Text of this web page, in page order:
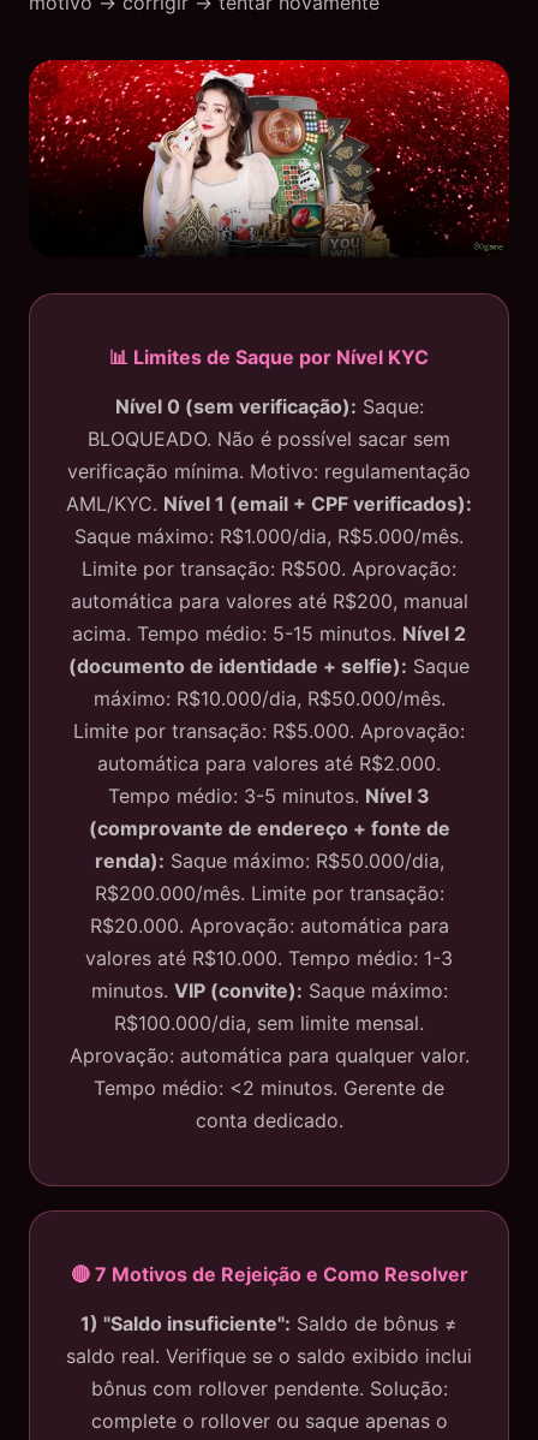
📊 Limites de Saque por Nível KYC
Nível 0 (sem verificação): Saque:
BLOQUEADO. Não é possível sacar sem
verificação mínima. Motivo: regulamentação
AML/KYC. Nível 1 (email + CPF verificados):
Saque máximo: R$1.000/dia, R$5.000/mês.
Limite por transação: R$500. Aprovação:
automática para valores até R$200, manual
acima. Tempo médio: 5-15 minutos. Nível 2
(documento de identidade + selfie): Saque
máximo: R$10.000/dia, R$50.000/mês.
Limite por transação: R$5.000. Aprovação:
automática para valores até R$2.000.
Tempo médio: 3-5 minutos. Nível 3
(comprovante de endereço + fonte de
renda): Saque máximo: R$50.000/dia,
R$200.000/mês. Limite por transação:
R$20.000. Aprovação: automática para
valores até R$10.000. Tempo médio: 1-3
minutos. VIP (convite): Saque máximo:
R$100.000/dia, sem limite mensal.
Aprovação: automática para qualquer valor.
Tempo médio: <2 minutos. Gerente de
conta dedicado.
🔴 7 Motivos de Rejeição e Como Resolver
1) "Saldo insuficiente": Saldo de bônus ≠
saldo real. Verifique se o saldo exibido inclui
bônus com rollover pendente. Solução:
complete o rollover ou saque apenas o